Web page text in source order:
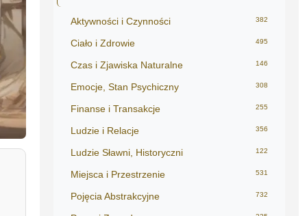
Aktywności i Czynności 382
Ciało i Zdrowie 495
Czas i Zjawiska Naturalne 146
Emocje, Stan Psychiczny 308
Finanse i Transakcje 255
Ludzie i Relacje 356
Ludzie Sławni, Historyczni 122
Miejsca i Przestrzenie 531
Pojęcia Abstrakcyjne 732